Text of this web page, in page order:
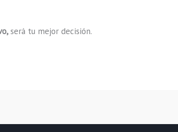
será tu mejor decisión.